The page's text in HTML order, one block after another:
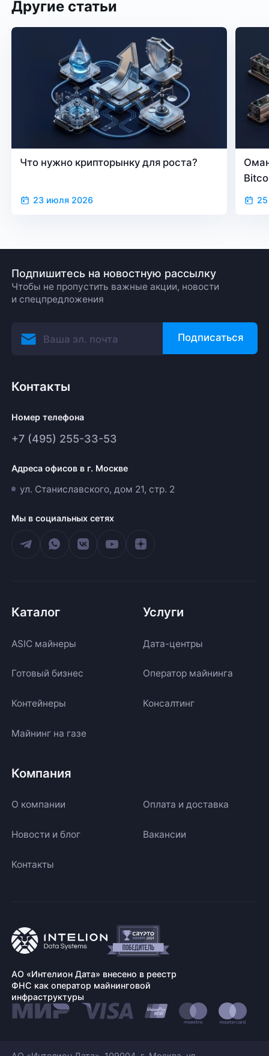
Другие статьи
Что нужно крипторынку для роста?
23 июля 2026
Подпишитесь на новостную рассылку
Чтобы не пропустить важные акции, новости
и спецпредложения
Подписаться
Контакты
Номер телефона
+7 (495) 255-33-53
Адреса офисов в г. Москве
ул. Станиславского, дом 21, стр. 2
Мы в социальных сетях
Каталог
ASIC майнеры
Готовый бизнес
Контейнеры
Майнинг на газе
Услуги
Дата-центры
Оператор майнинга
Консалтинг
Компания
О компании Оплата и доставка
Новости и блог Вакансии
Контакты
АО «Интелион Дата» внесено в реестр
ФНС как оператор майнинговой
инфраструктуры